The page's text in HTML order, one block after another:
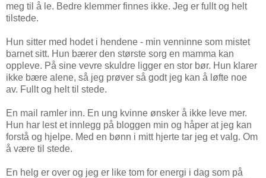
meg til å le. Bedre klemmer finnes ikke. Jeg er fullt og helt
tilstede.
Hun sitter med hodet i hendene - min venninne som mistet
barnet sitt. Hun bærer den største sorg en mamma kan
oppleve. På sine vevre skuldre ligger en stor bør. Hun klarer
ikke bære alene, så jeg prøver så godt jeg kan å løfte noe
av. Fullt og helt til stede.
En mail ramler inn. En ung kvinne ønsker å ikke leve mer.
Hun har lest et innlegg på bloggen min og håper at jeg kan
forstå og hjelpe. Med en bønn i mitt hjerte tar jeg et valg. Om
å være til stede.
En helg er over og jeg er like tom for energi i dag som på